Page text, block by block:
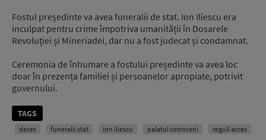
Fostul președinte va avea funeralii de stat. Ion Iliescu era
inculpat pentru crime împotriva umanității în Dosarele
Revoluției și Mineriadei, dar nu a fost judecat și condamnat.
Ceremonia de înhumare a fostului președinte va avea loc
doar în prezența familiei și persoanelor apropiate, potrivit
guvernului.
TAGS
deces funeralii stat ion iliescu palatul cotroceni
reguli acces